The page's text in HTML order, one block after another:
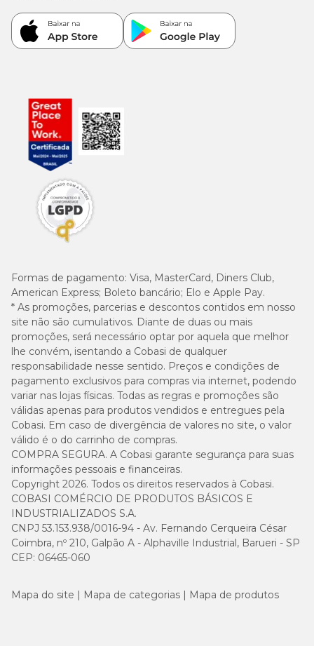
Formas de pagamento: Visa, MasterCard, Diners Club,
American Express; Boleto bancário; Elo e Apple Pay.
* As promoções, parcerias e descontos contidos em nosso
site não são cumulativos. Diante de duas ou mais
promoções, será necessário optar por aquela que melhor
lhe convém, isentando a Cobasi de qualquer
responsabilidade nesse sentido. Preços e condições de
pagamento exclusivos para compras via internet, podendo
variar nas lojas físicas. Todas as regras e promoções são
válidas apenas para produtos vendidos e entregues pela
Cobasi. Em caso de divergência de valores no site, o valor
válido é o do carrinho de compras.
COMPRA SEGURA. A Cobasi garante segurança para suas
informações pessoais e financeiras.
Copyright 2026. Todos os direitos reservados à Cobasi.
COBASI COMÉRCIO DE PRODUTOS BÁSICOS E
INDUSTRIALIZADOS S.A.
CNPJ 53.153.938/0016-94 - Av. Fernando Cerqueira César
Coimbra, nº 210, Galpão A - Alphaville Industrial, Barueri - SP
CEP: 06465-060
Mapa do site Mapa de categorias Mapa de produtos